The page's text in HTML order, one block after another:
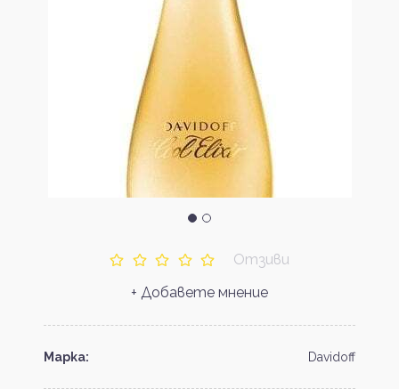
Отзиви
+ Добавете мнение
Марка: Davidoff